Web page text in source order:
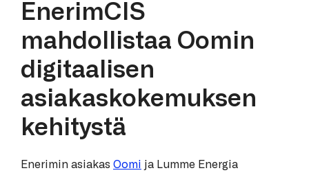
EnerimCIS
mahdollistaa Oomin
digitaalisen
asiakaskokemuksen
kehitystä
Enerimin asiakas Oomi ja Lumme Energia